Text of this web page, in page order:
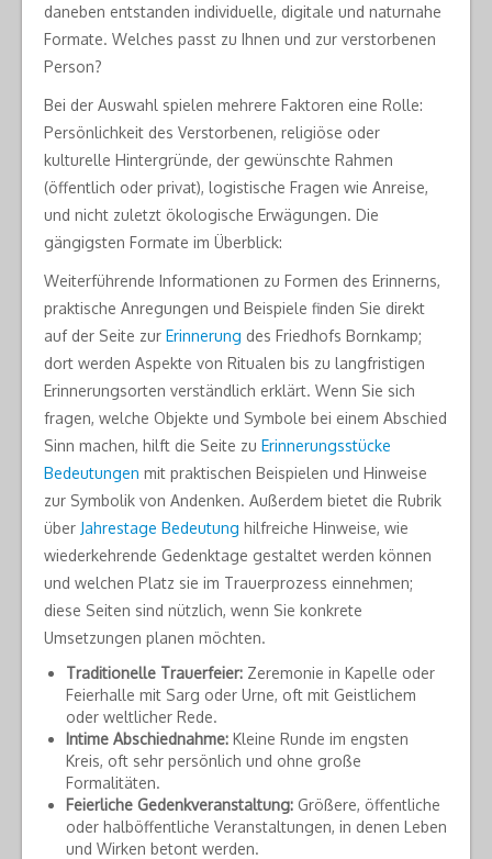
daneben entstanden individuelle, digitale und naturnahe
Formate. Welches passt zu Ihnen und zur verstorbenen
Person?
Bei der Auswahl spielen mehrere Faktoren eine Rolle:
Persönlichkeit des Verstorbenen, religiöse oder
kulturelle Hintergründe, der gewünschte Rahmen
(öffentlich oder privat), logistische Fragen wie Anreise,
und nicht zuletzt ökologische Erwägungen. Die
gängigsten Formate im Überblick:
Weiterführende Informationen zu Formen des Erinnerns,
praktische Anregungen und Beispiele finden Sie direkt
auf der Seite zur Erinnerung des Friedhofs Bornkamp;
dort werden Aspekte von Ritualen bis zu langfristigen
Erinnerungsorten verständlich erklärt. Wenn Sie sich
fragen, welche Objekte und Symbole bei einem Abschied
Sinn machen, hilft die Seite zu Erinnerungsstücke
Bedeutungen mit praktischen Beispielen und Hinweise
zur Symbolik von Andenken. Außerdem bietet die Rubrik
über Jahrestage Bedeutung hilfreiche Hinweise, wie
wiederkehrende Gedenktage gestaltet werden können
und welchen Platz sie im Trauerprozess einnehmen;
diese Seiten sind nützlich, wenn Sie konkrete
Umsetzungen planen möchten.
Traditionelle Trauerfeier: Zeremonie in Kapelle oder
Feierhalle mit Sarg oder Urne, oft mit Geistlichem
oder weltlicher Rede.
Intime Abschiednahme: Kleine Runde im engsten
Kreis, oft sehr persönlich und ohne große
Formalitäten.
Feierliche Gedenkveranstaltung: Größere, öffentliche
oder halböffentliche Veranstaltungen, in denen Leben
und Wirken betont werden.